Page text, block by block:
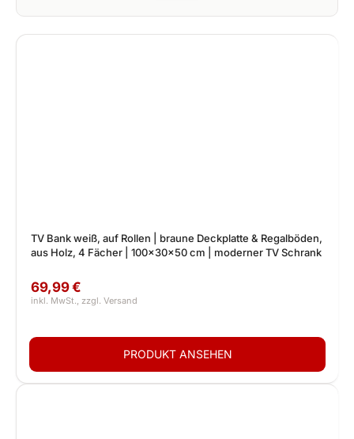
TV Bank weiß, auf Rollen | braune Deckplatte & Regalböden,
aus Holz, 4 Fächer | 100x30x50 cm | moderner TV Schrank
69,99 €